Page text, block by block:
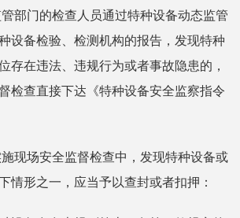
管部门的检查人员通过特种设备动态监管
设备检验、检测机构的报告，发现特种
存在违法、违规行为或者事故隐患的，
检查直接下达《特种设备安全监察指令
施现场安全监督检查中，发现特种设备或
情形之一，应当予以查封或者扣押：